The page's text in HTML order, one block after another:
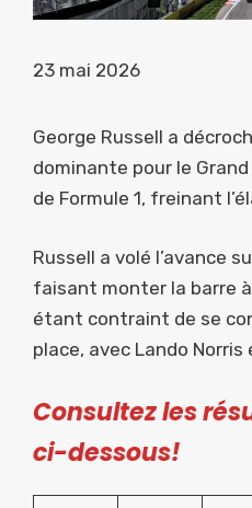
23 mai 2026
George Russell a
dominante pour le
de Formule 1, freinant
Russell a volé l’avance
faisant monter la barre
étant contraint de se
place, avec Lando Norris
Consultez les
ci-dessous!